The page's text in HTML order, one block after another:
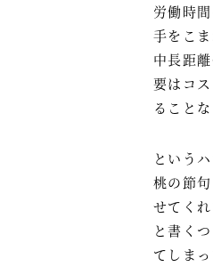
労働時
手をこ
中長距
要はコ
ること
という
桃の節
せてく
と書く
てしまっ